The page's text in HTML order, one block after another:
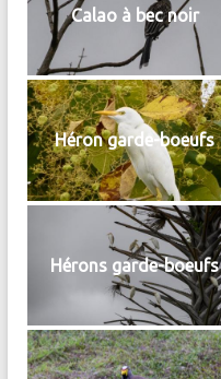
Calao à bec noir
Héron garde-boeufs
Hérons garde-boeufs